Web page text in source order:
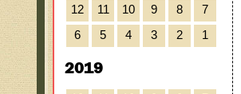
12 11 10 9 8
7
6
5 4 3 2 1
2019